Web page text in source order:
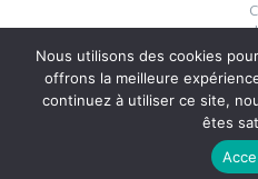
Copyright © 2026
Nous utilisons des cookies
offrons la meilleure
continuez à utiliser ce site,
êtes